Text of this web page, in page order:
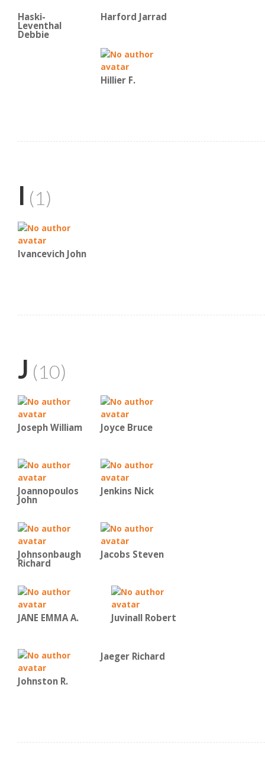
Haski-
Leventhal
Debbie
Harford Jarrad
Hillier F.
I (1)
Ivancevich John
J (10)
Joseph William Joyce Bruce
Joannopoulos
John
Jenkins Nick
Johnsonbaugh
Richard
Jacobs Steven
JANE EMMA A. Juvinall Robert
Johnston R.
Jaeger Richard